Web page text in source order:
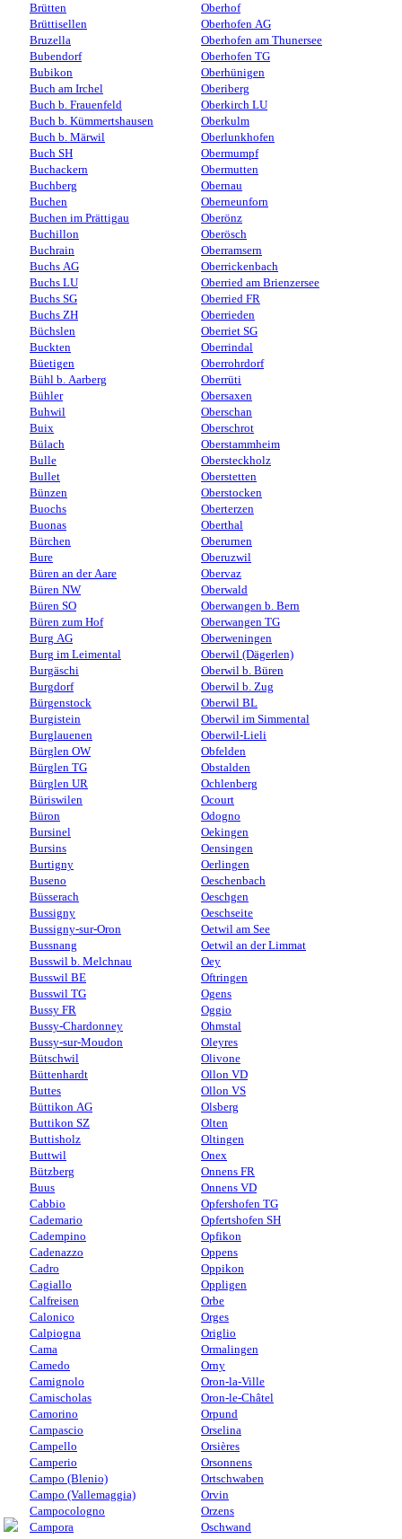
Brütten
Brüttisellen
Bruzella
Bubendorf
Bubikon
Buch am Irchel
Buch b. Frauenfeld
Buch b. Kümmertshausen
Buch b. Märwil
Buch SH
Buchackern
Buchberg
Buchen
Buchen im Prättigau
Buchillon
Buchrain
Buchs AG
Buchs LU
Buchs SG
Buchs ZH
Büchslen
Buckten
Büetigen
Bühl b. Aarberg
Bühler
Buhwil
Buix
Bülach
Bulle
Bullet
Bünzen
Buochs
Buonas
Bürchen
Bure
Büren an der Aare
Büren NW
Büren SO
Büren zum Hof
Burg AG
Burg im Leimental
Burgäschi
Burgdorf
Bürgenstock
Burgistein
Burglauenen
Bürglen OW
Bürglen TG
Bürglen UR
Büriswilen
Büron
Bursinel
Bursins
Burtigny
Buseno
Büsserach
Bussigny
Bussigny-sur-Oron
Bussnang
Busswil b. Melchnau
Busswil BE
Busswil TG
Bussy FR
Bussy-Chardonney
Bussy-sur-Moudon
Bütschwil
Büttenhardt
Buttes
Büttikon AG
Buttikon SZ
Buttisholz
Buttwil
Bützberg
Buus
Cabbio
Cademario
Cadempino
Cadenazzo
Cadro
Cagiallo
Calfreisen
Calonico
Calpiogna
Cama
Camedo
Camignolo
Camischolas
Camorino
Campascio
Campello
Camperio
Campo (Blenio)
Campo (Vallemaggia)
Campocologno
Campora
Oberhof
Oberhofen AG
Oberhofen am Thunersee
Oberhofen TG
Oberhünigen
Oberiberg
Oberkirch LU
Oberkulm
Oberlunkhofen
Obermumpf
Obermutten
Obernau
Oberneunforn
Oberönz
Oberösch
Oberramsern
Oberrickenbach
Oberried am Brienzersee
Oberried FR
Oberrieden
Oberriet SG
Oberrindal
Oberrohrdorf
Oberrüti
Obersaxen
Oberschan
Oberschrot
Oberstammheim
Obersteckholz
Oberstetten
Oberstocken
Oberterzen
Oberthal
Oberurnen
Oberuzwil
Obervaz
Oberwald
Oberwangen b. Bern
Oberwangen TG
Oberweningen
Oberwil (Dägerlen)
Oberwil b. Büren
Oberwil b. Zug
Oberwil BL
Oberwil im Simmental
Oberwil-Lieli
Obfelden
Obstalden
Ochlenberg
Ocourt
Odogno
Oekingen
Oensingen
Oerlingen
Oeschenbach
Oeschgen
Oeschseite
Oetwil am See
Oetwil an der Limmat
Oey
Oftringen
Ogens
Oggio
Ohmstal
Oleyres
Olivone
Ollon VD
Ollon VS
Olsberg
Olten
Oltingen
Onex
Onnens FR
Onnens VD
Opfershofen TG
Opfertshofen SH
Opfikon
Oppens
Oppikon
Oppligen
Orbe
Orges
Origlio
Ormalingen
Orny
Oron-la-Ville
Oron-le-Châtel
Orpund
Orselina
Orsières
Orsonnens
Ortschwaben
Orvin
Orzens
Oschwand